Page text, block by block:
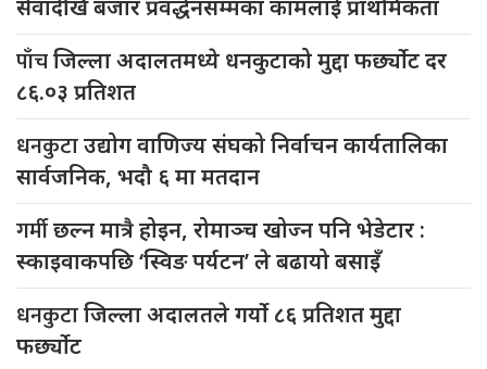
सेवादेखि बजार प्रवर्द्धनसम्मका कामलाई प्राथमिकता
पाँचजिल्ला अदालतमध्ये धनकुटाको मुद्दा फर्छ्योट दर
८६.०३ प्रतिशत
धनकुटाउद्योग वाणिज्य संघको निर्वाचन कार्यतालिका
सार्वजनिक, भदौ ६ मा मतदान
गर्मीछल्न मात्रै होइन, रोमाञ्च खोज्न पनि भेडेटार :
स्काइवाकपछि ‘स्विङ पर्यटन’ ले बढायो बसाइँ
धनकुटाजिल्ला अदालतले गर्यो ८६ प्रतिशत मुद्दा
फर्छ्योट